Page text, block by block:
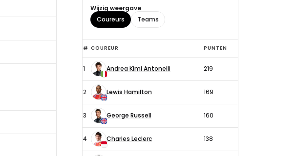
Wijzig weergave
Coureurs
Teams
Top
6
coureurs
# COUREUR PUNTEN
1 Andrea Kimi Antonelli 219
2 Lewis Hamilton 169
3 George Russell 160
4 Charles Leclerc 138